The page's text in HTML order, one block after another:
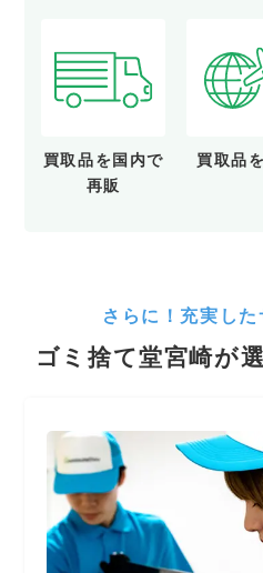
買取品を国内で
再販
買取品を
さらに！充実し
ゴミ捨て堂宮崎が